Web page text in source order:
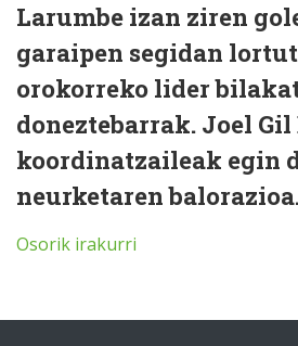
Larumbe izan ziren
garaipen segidan
orokorreko lider
doneztebarrak. Joel Gil
koordinatzaileak egin
neurketaren
Osorik irakurri